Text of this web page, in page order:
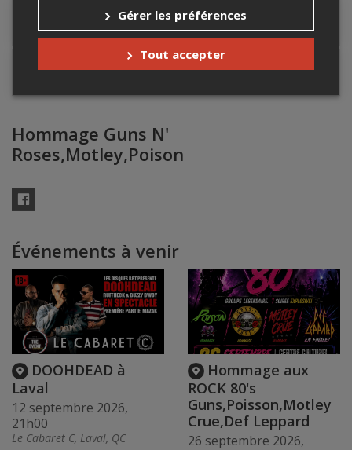
Lieu de l'événement
Contacter l'organisateur
Hommage Guns N'
Roses,Motley,Poison
Événements à venir
DOOHDEAD à
Laval
12 septembre 2026,
21h00
Le Cabaret C, Laval, QC
Hommage aux
ROCK 80's
Guns,Poisson,Motley
Crue,Def Leppard
26 septembre 2026,
Gérer les préférences
Tout accepter